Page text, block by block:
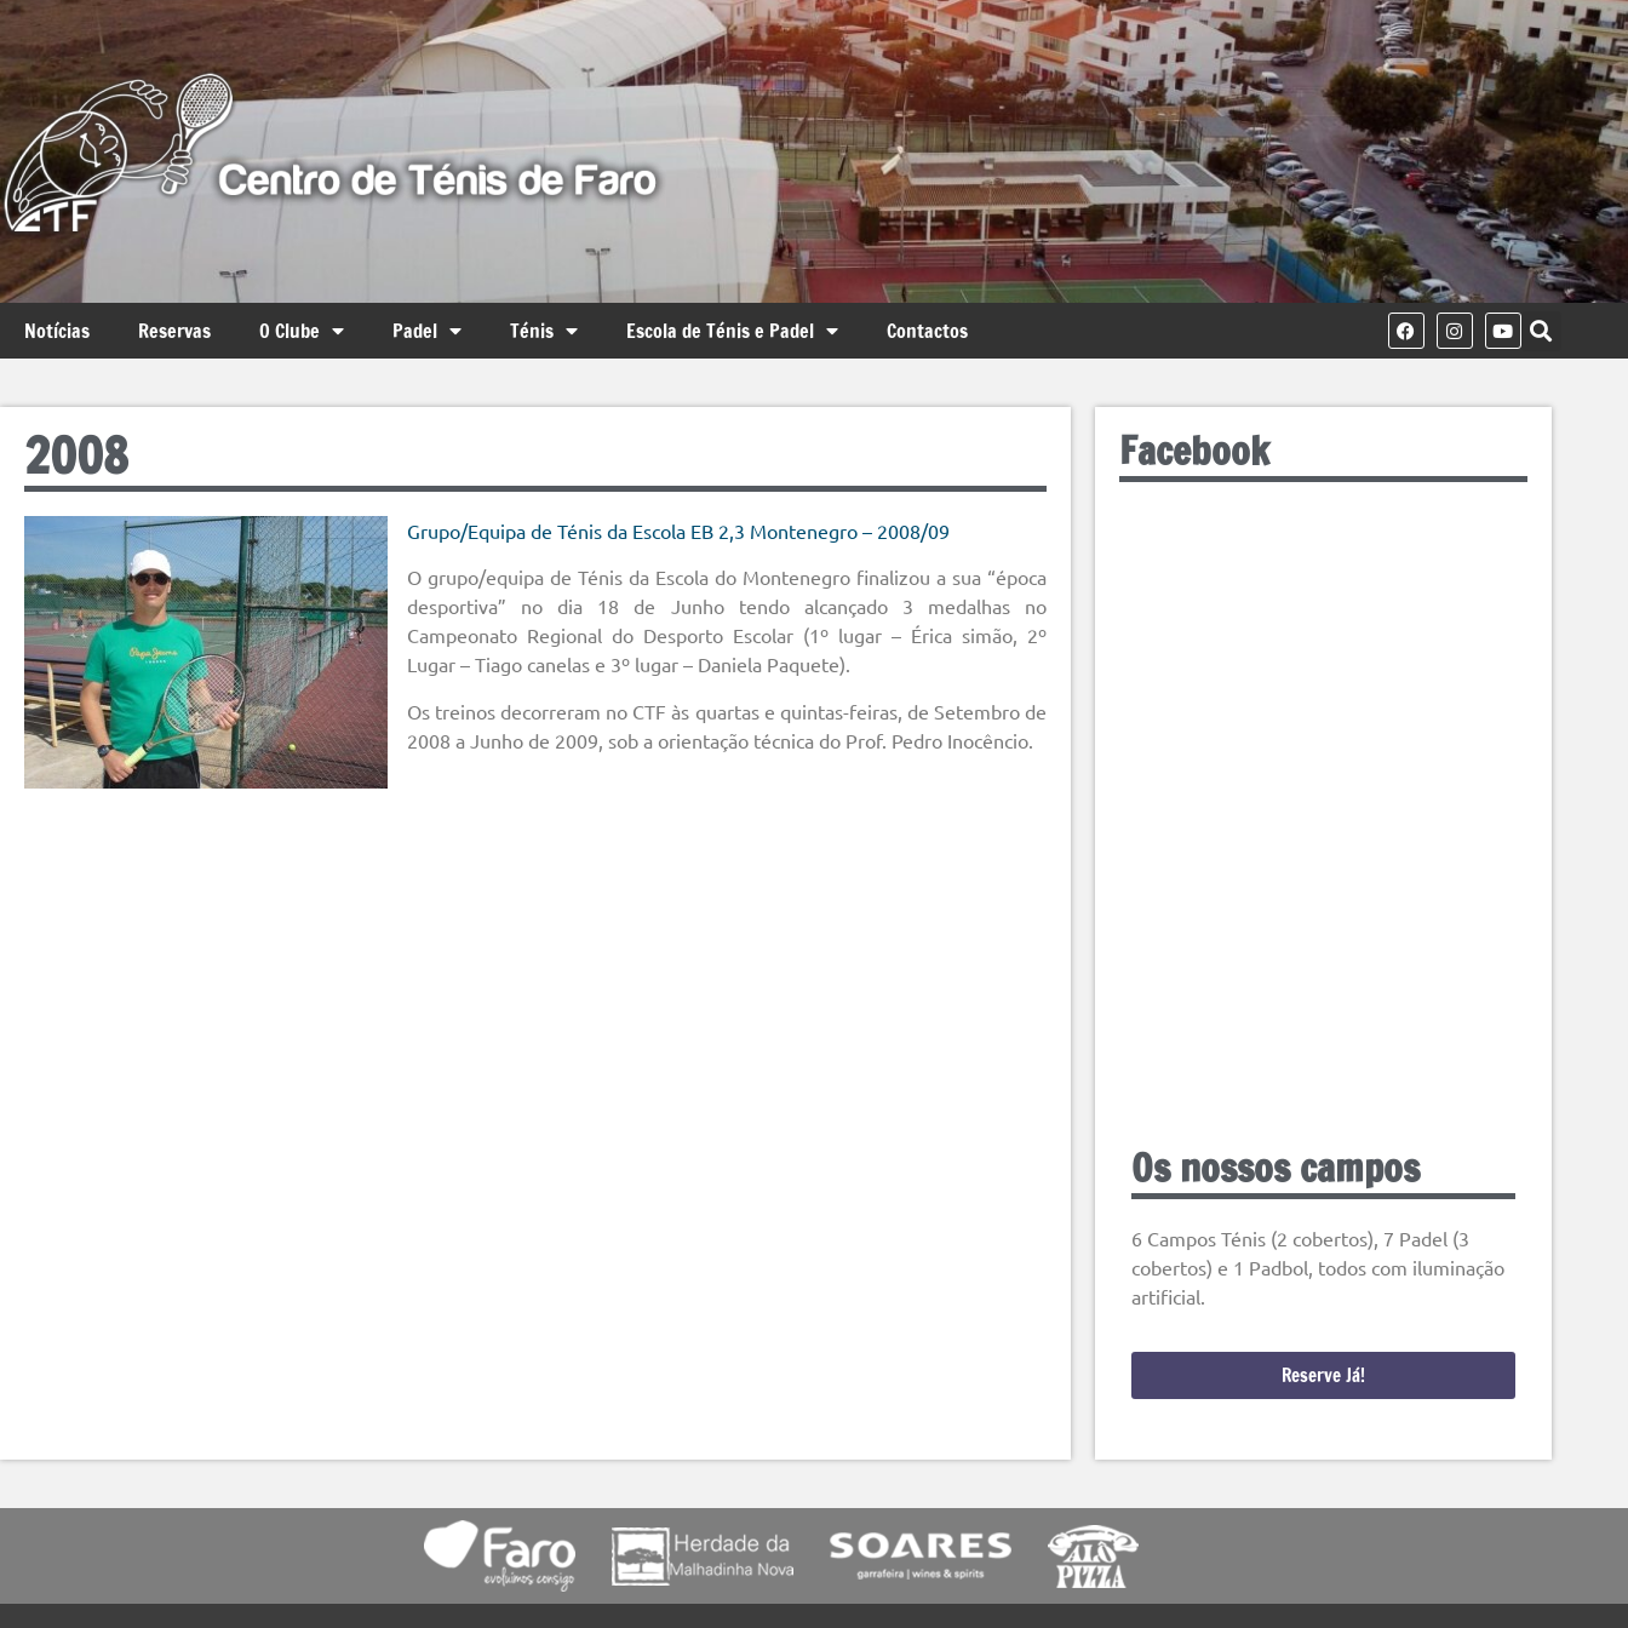
Notícias Reservas O Clube Padel Ténis Escola de Ténis e Padel Contactos
2008
Grupo/Equipa de Ténis da Escola EB 2,3 Montenegro – 2008/09
O grupo/equipa de Ténis da Escola do Montenegro finalizou a sua “época
desportiva” no dia 18 de Junho tendo alcançado 3 medalhas no
Campeonato Regional do Desporto Escolar (1º lugar – Érica simão, 2º
Lugar – Tiago canelas e 3º lugar – Daniela Paquete).
Os treinos decorreram no CTF às quartas e quintas-feiras, de Setembro de
2008 a Junho de 2009, sob a orientação técnica do Prof. Pedro Inocêncio.
Facebook
Os nossos campos
6 Campos Ténis (2 cobertos), 7 Padel (3
cobertos) e 1 Padbol, todos com iluminação
artificial.
Reserve Já!